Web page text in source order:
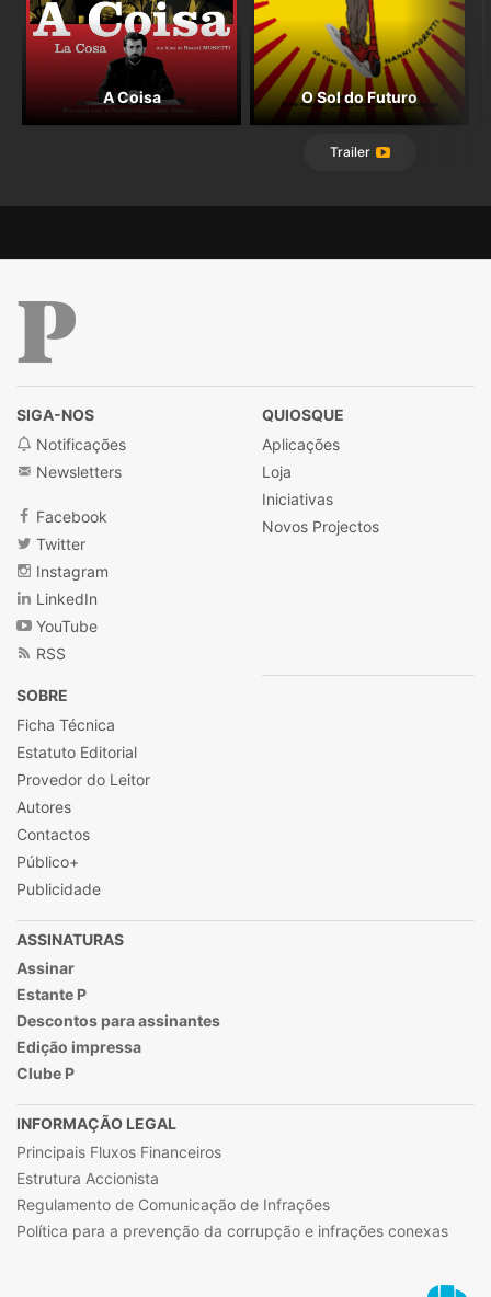
A Coisa O Sol do Futuro
Trailer
SIGA-NOS
Notificações
Newsletters
Facebook
Twitter
Instagram
LinkedIn
YouTube
RSS
QUIOSQUE
Aplicações
Loja
Iniciativas
Novos Projectos
SOBRE
Ficha Técnica
Estatuto Editorial
Provedor do Leitor
Autores
Contactos
Público+
Publicidade
ASSINATURAS
Assinar
Estante P
Descontos para assinantes
Edição impressa
Clube P
INFORMAÇÃO LEGAL
Principais Fluxos Financeiros
Estrutura Accionista
Regulamento de Comunicação de Infrações
Política para a prevenção da corrupção e infrações conexas